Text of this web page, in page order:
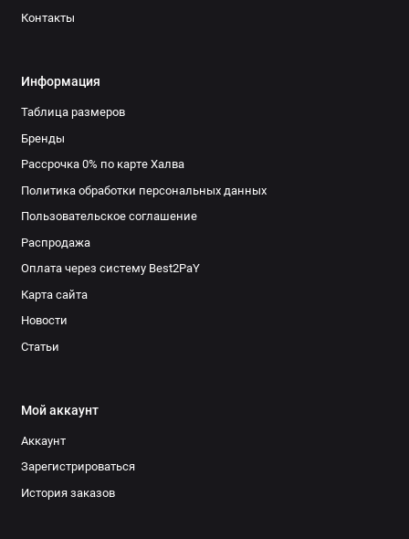
Контакты
Информация
Таблица размеров
Бренды
Рассрочка 0% по карте Халва
Политика обработки персональных данных
Пользовательское соглашение
Распродажа
Оплата через систему Best2PaY
Карта сайта
Новости
Статьи
Мой аккаунт
Аккаунт
Зарегистрироваться
История заказов